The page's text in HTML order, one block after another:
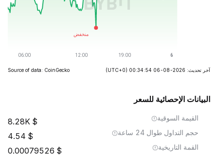
آخر تحديث: 2026-08-06 00:34:54 (UTC+0)
Source of data: CoinGecko
البيانات الإحصائية للسعر
القيمة السوقية 8.28K
حجم التداول طوال 24 ساعة 4.54
القمة التاريخية 0.00079526